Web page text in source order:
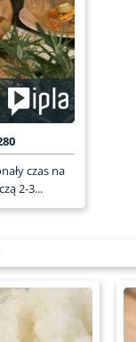
czas na
2-3...